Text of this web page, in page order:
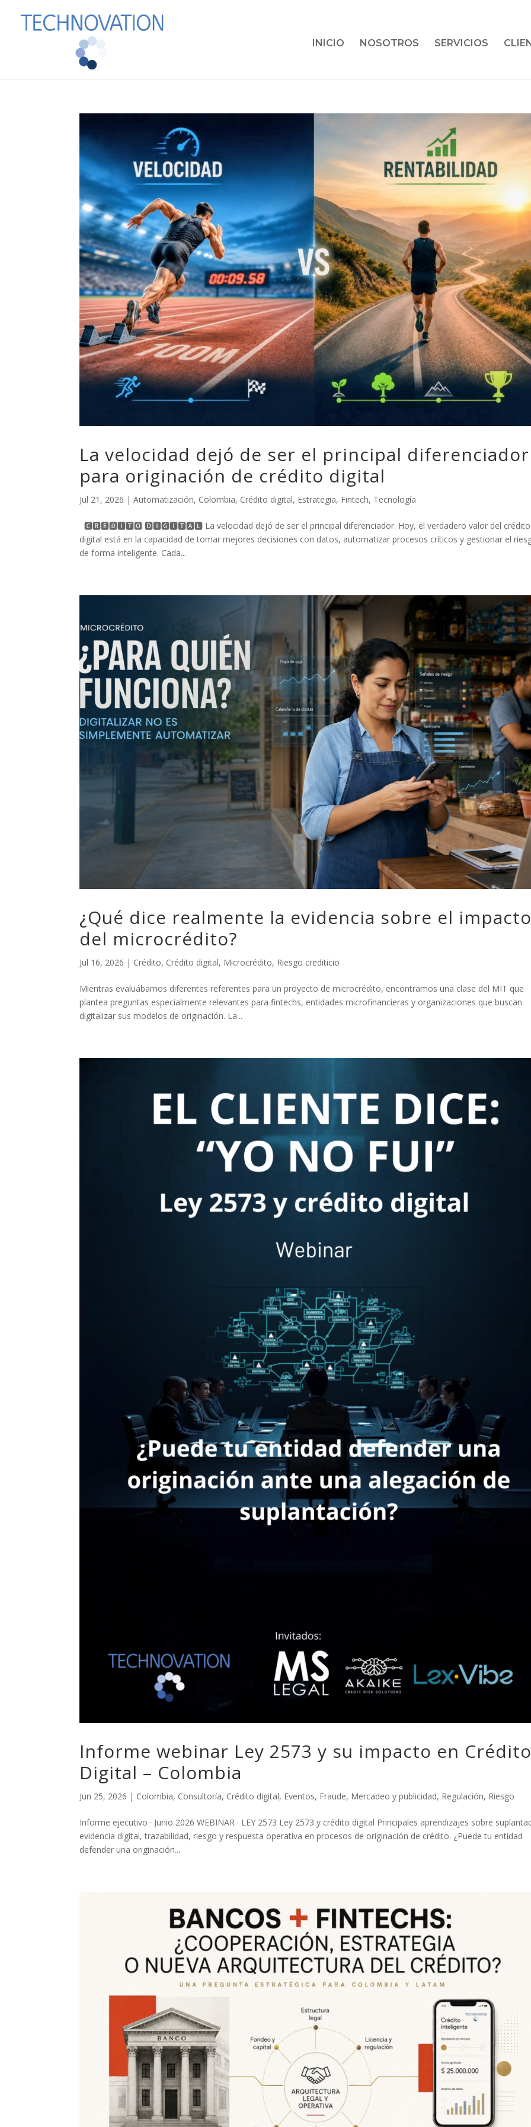
INICIO NOSOTROS SERVICIOS
La velocidad dejó de ser el principal diferenciador
para originación de crédito digital
Jul 21, 2026 |Automatización, Colombia, Crédito digital, Estrategia, Fintech, Tecnología
🅲🆁🅴́🅳🅸🆃🅾 🅳🅸🅶🅸🆃🅰🅻 La velocidad dejó de ser el principal diferenciador. Hoy, el verdadero valor del crédito
digital está en la capacidad de tomar mejores decisiones con datos, automatizar procesos críticos y gestionar el
de forma inteligente. Cada...
¿Qué dice realmente la evidencia sobre el
del microcrédito?
Jul 16, 2026 | Crédito, Crédito digital, Microcrédito, Riesgo crediticio
Mientras evaluábamos diferentes referentes para un proyecto de microcrédito, encontramos una clase del MIT que
plantea preguntas especialmente relevantes para fintechs, entidades microfinancieras y organizaciones que buscan
digitalizar sus modelos de originación. La...
Informe webinar Ley 2573 y su impacto en
Digital – Colombia
Jun 25, 2026 | Colombia, Consultoría, Crédito digital, Eventos, Fraude, Mercadeo y publicidad, Regulación, Riesgo
Informe ejecutivo · Junio 2026 WEBINAR · LEY 2573 Ley 2573 y crédito digital Principales aprendizajes sobre
evidencia digital, trazabilidad, riesgo y respuesta operativa en procesos de originación de crédito. ¿Puede tu entidad
defender una originación...